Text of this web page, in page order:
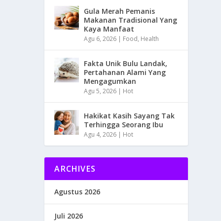
Gula Merah Pemanis
Makanan Tradisional Yang
Kaya Manfaat
Agu 6, 2026 | Food, Health
Fakta Unik Bulu Landak,
Pertahanan Alami Yang
Mengagumkan
Agu 5, 2026 | Hot
Hakikat Kasih Sayang Tak
Terhingga Seorang Ibu
Agu 4, 2026 | Hot
ARCHIVES
Agustus 2026
Juli 2026